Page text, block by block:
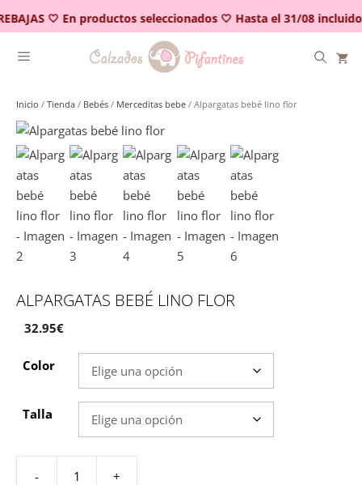
🤍 En productos seleccionados 🤍 Hasta el 31/08 incluido
al
contenido
Inicio / Tienda / Bebés / Merceditas bebe / Alpargatas bebé lino flor
ALPARGATAS BEBÉ LINO FLOR
32.95€
Color
Talla
- +